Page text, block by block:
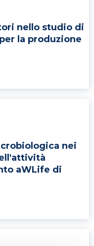
nello studio di
la produzione
nei
aWLife di